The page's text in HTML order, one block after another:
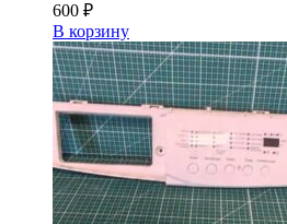
600 ₽
В корзину